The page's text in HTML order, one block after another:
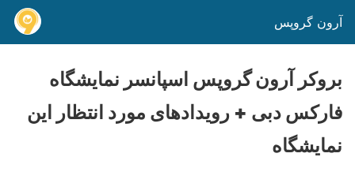
آرون گروپس
بروکر آرون گروپس اسپانسر نمایشگاه
فارکس دبی + رویدادهای مورد انتظار این
نمایشگاه